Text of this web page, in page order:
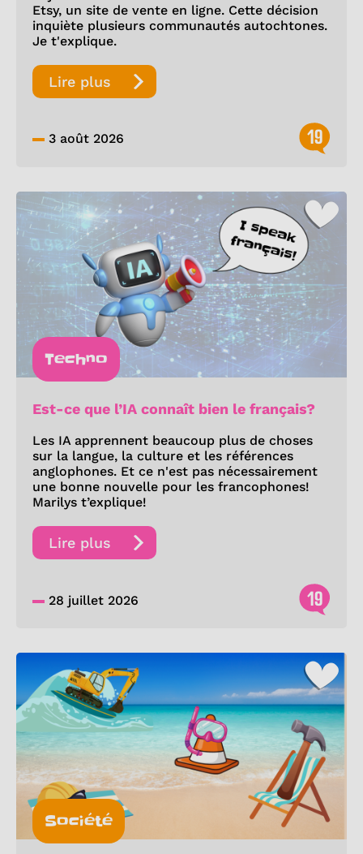
Etsy, un site de vente en ligne. Cette décision
inquiète plusieurs communautés autochtones.
Je t'explique.
Lire plus
3 août 2026 19
Techno
Est-ce que l’IA connaît bien le français?
Les IA apprennent beaucoup plus de choses
sur la langue, la culture et les références
anglophones. Et ce n'est pas nécessairement
une bonne nouvelle pour les francophones!
Marilys t’explique!
Lire plus
28 juillet 2026 19
Société